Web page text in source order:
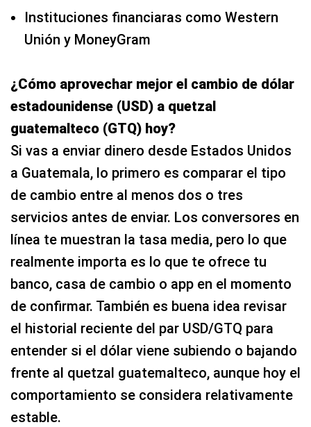
Instituciones financiaras como Western
Unión y MoneyGram
¿Cómo aprovechar mejor el cambio de dólar
estadounidense (USD) a quetzal
guatemalteco (GTQ) hoy?
Si vas a enviar dinero desde Estados Unidos
a Guatemala, lo primero es comparar el tipo
de cambio entre al menos dos o tres
servicios antes de enviar. Los conversores en
línea te muestran la tasa media, pero lo que
realmente importa es lo que te ofrece tu
banco, casa de cambio o app en el momento
de confirmar. También es buena idea revisar
el historial reciente del par USD/GTQ para
entender si el dólar viene subiendo o bajando
frente al quetzal guatemalteco, aunque hoy el
comportamiento se considera relativamente
estable.